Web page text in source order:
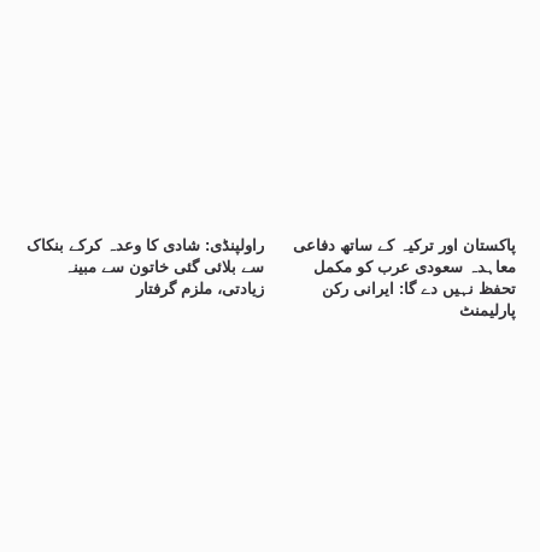
راولپنڈی: شادی کا وعدہ کرکے بنکاک
سے بلائی گئی خاتون سے مبینہ
زیادتی، ملزم گرفتار
پاکستان اور ترکیہ کے ساتھ دفاعی
معاہدہ سعودی عرب کو مکمل
تحفظ نہیں دے گا: ایرانی رکن
پارلیمنٹ